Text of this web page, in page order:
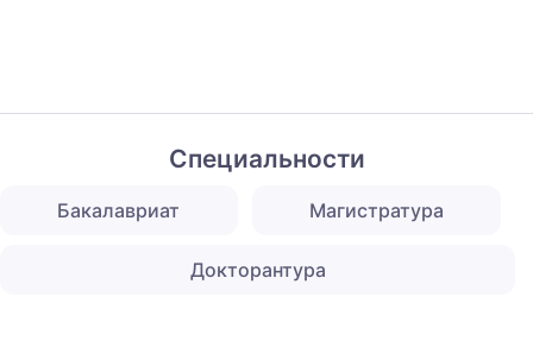
Специальности
Бакалавриат Магистратура
Докторантура